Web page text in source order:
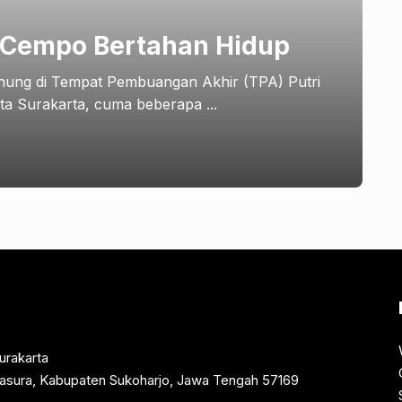
Bertahan Hidup
di Tempat Pembuangan Akhir (TPA) Putri
Surakarta, cuma beberapa ...
Kabupaten Sukoharjo, Jawa Tengah 57169